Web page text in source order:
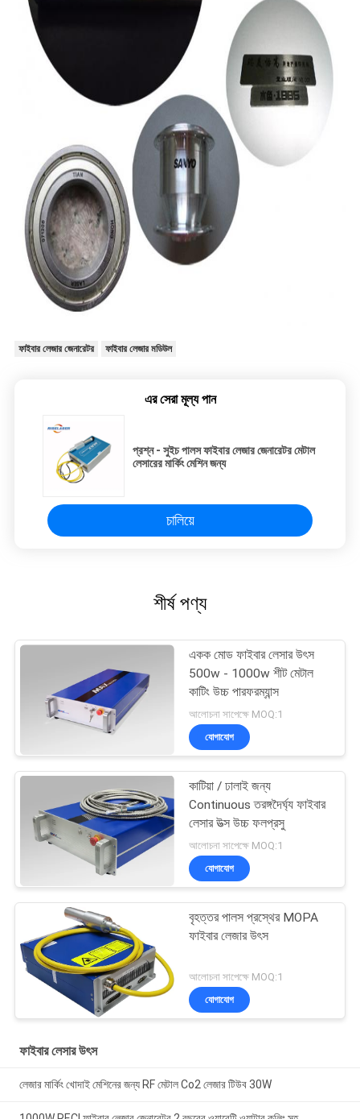
ফাইবার লেজার জেনারেটর ফাইবার লেজার মডিউল
এর সেরা মূল্য পান
প্রশ্ন - সুইচ পালস ফাইবার লেজার জেনারেটর মেটাল
লেসারের মার্কিং মেশিন জন্য
চালিয়ে
শীর্ষ পণ্য
একক মোড ফাইবার লেসার উৎস
500w - 1000w শীট মেটাল
কাটিং উচ্চ পারফরম্যান্স
আলোচনা সাপেক্ষে MOQ:1
যোগাযোগ
কাটিয়া / ঢালাই জন্য
Continuous তরঙ্গদৈর্ঘ্য ফাইবার
লেসার উত্স উচ্চ ফলপ্রসু
আলোচনা সাপেক্ষে MOQ:1
যোগাযোগ
বৃহত্তর পালস প্রস্থের MOPA
ফাইবার লেজার উৎস
আলোচনা সাপেক্ষে MOQ:1
যোগাযোগ
ফাইবার লেসার উৎস
লেজার মার্কিং খোদাই মেশিনের জন্য RF মেটাল Co2 লেজার টিউব 30W